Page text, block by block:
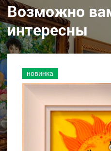
Возможно
интересны
новинка